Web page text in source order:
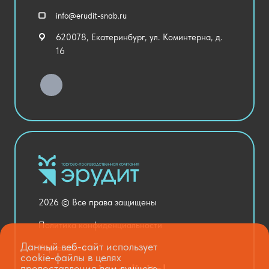
Спортивный зал
Уличное оборудование
Хозяйственные Товары
Столовая и пищеблок
Оснащение кабинетов
Медицинский кабинет
Национальные проекты
info@erudit-snab.ru
620078, Екатеринбург, ул. Коминтерна, д.
16
2026 © Все права защищены
Политика конфиденциальности
Карта сайта
Данный веб-сайт использует
cookie-файлы в целях